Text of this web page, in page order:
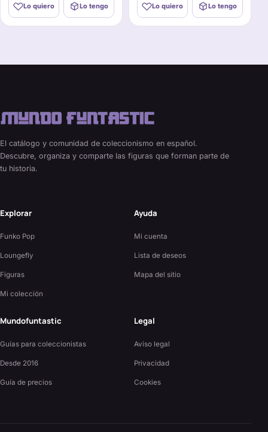
Lo quiero Lo tengo Lo quiero Lo tengo
El catálogo y comunidad de coleccionismo en español.
Descubre, organiza y comparte las figuras que forman parte de
tu historia.
Explorar
Funko Pop
Loungefly
Figuras
Mi colección
Ayuda
Mi cuenta
Lista de deseos
Mapa del sitio
Mundofuntastic
Guías para coleccionistas
Desde 2016
Guía de precios
Legal
Aviso legal
Privacidad
Cookies